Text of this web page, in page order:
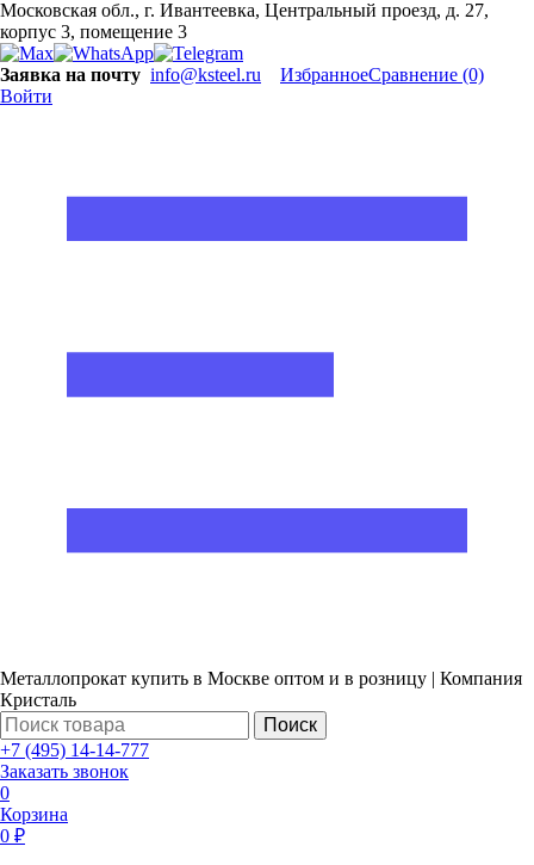
Московская обл., г. Ивантеевка, Центральный проезд, д. 27,
корпус 3, помещение 3
Заявка на почту info@ksteel.ru ИзбранноеСравнение (0)
Войти
Металлопрокат купить в Москве оптом и в розницу | Компания
Кристаль
Поиск
+7 (495) 14-14-777
Заказать звонок
0
Корзина
0 ₽